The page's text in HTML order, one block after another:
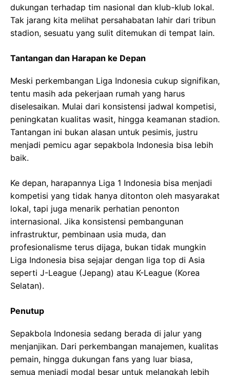
dukungan terhadap tim nasional dan klub-klub lokal.
Tak jarang kita melihat persahabatan lahir dari tribun
stadion, sesuatu yang sulit ditemukan di tempat lain.
Tantangan dan Harapan ke Depan
Meski perkembangan Liga Indonesia cukup signifikan,
tentu masih ada pekerjaan rumah yang harus
diselesaikan. Mulai dari konsistensi jadwal kompetisi,
peningkatan kualitas wasit, hingga keamanan stadion.
Tantangan ini bukan alasan untuk pesimis, justru
menjadi pemicu agar sepakbola Indonesia bisa lebih
baik.
Ke depan, harapannya Liga 1 Indonesia bisa menjadi
kompetisi yang tidak hanya ditonton oleh masyarakat
lokal, tapi juga menarik perhatian penonton
internasional. Jika konsistensi pembangunan
infrastruktur, pembinaan usia muda, dan
profesionalisme terus dijaga, bukan tidak mungkin
Liga Indonesia bisa sejajar dengan liga top di Asia
seperti J-League (Jepang) atau K-League (Korea
Selatan).
Penutup
Sepakbola Indonesia sedang berada di jalur yang
menjanjikan. Dari perkembangan manajemen, kualitas
pemain, hingga dukungan fans yang luar biasa,
semua menjadi modal besar untuk melangkah lebih